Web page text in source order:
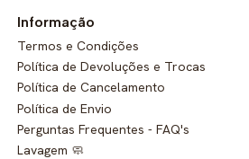
Informação
Termos e Condições
Política de Devoluções e Trocas
Política de Cancelamento
Política de Envio
Perguntas Frequentes - FAQ's
Lavagem 🧼